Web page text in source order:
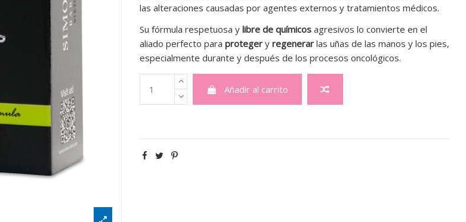
las alteraciones causadas por agentes externos y tratamientos médicos.
Su fórmula respetuosa y libre de químicosagresivos lo convierte en el
aliado perfecto para protegery regenerarlas uñas de las manos y los pies,
especialmente durante y después de los procesos oncológicos.
Añadir al carrito